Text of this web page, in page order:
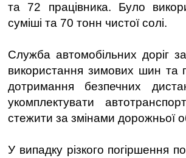
та 72 працівника. Було
суміші та 70 тонн чистої солі.
Служба автомобільних доріг
використання зимових шин та
дотримання безпечних
укомплектувати
стежити за змінами дорожньої
У випадку різкого погіршення